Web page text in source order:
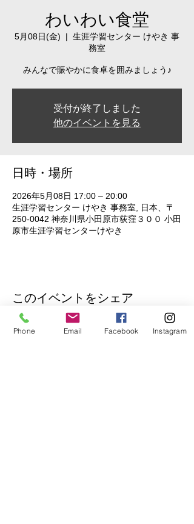
わいわい食堂
5月08日(金)
  |
生涯学習センター けやき 事
務室
みんなで賑やかに食卓を囲みましょう♪
受付が終了しました
他のイベントを見る
日時・場所
2026年5月08日 17:00 – 20:00
生涯学習センター けやき 事務室, 日本、〒
250-0042 神奈川県小田原市荻窪３００ 小田
原市生涯学習センターけやき
このイベントをシェア
Phone Email Facebook Instagram